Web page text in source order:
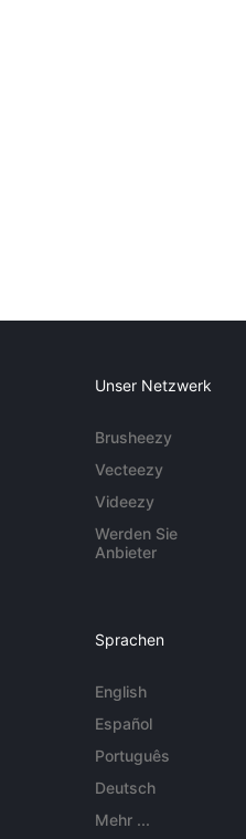
Unser Netzwerk
Brusheezy
Vecteezy
Videezy
Werden Sie
Anbieter
Sprachen
English
Español
Português
Deutsch
Mehr ...